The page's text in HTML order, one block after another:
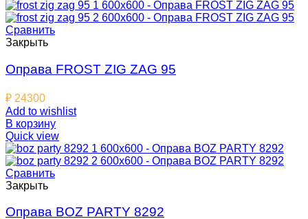
Сравнить
Закрыть
Оправа FROST ZIG ZAG 95
₽ 24300
Add to wishlist
В корзину
Quick view
Сравнить
Закрыть
Оправа BOZ PARTY 8292